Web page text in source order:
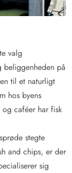
valg
beliggenheden på
til et naturligt
hos byens
og caféer har fisk
stegte
and chips, er der
sig